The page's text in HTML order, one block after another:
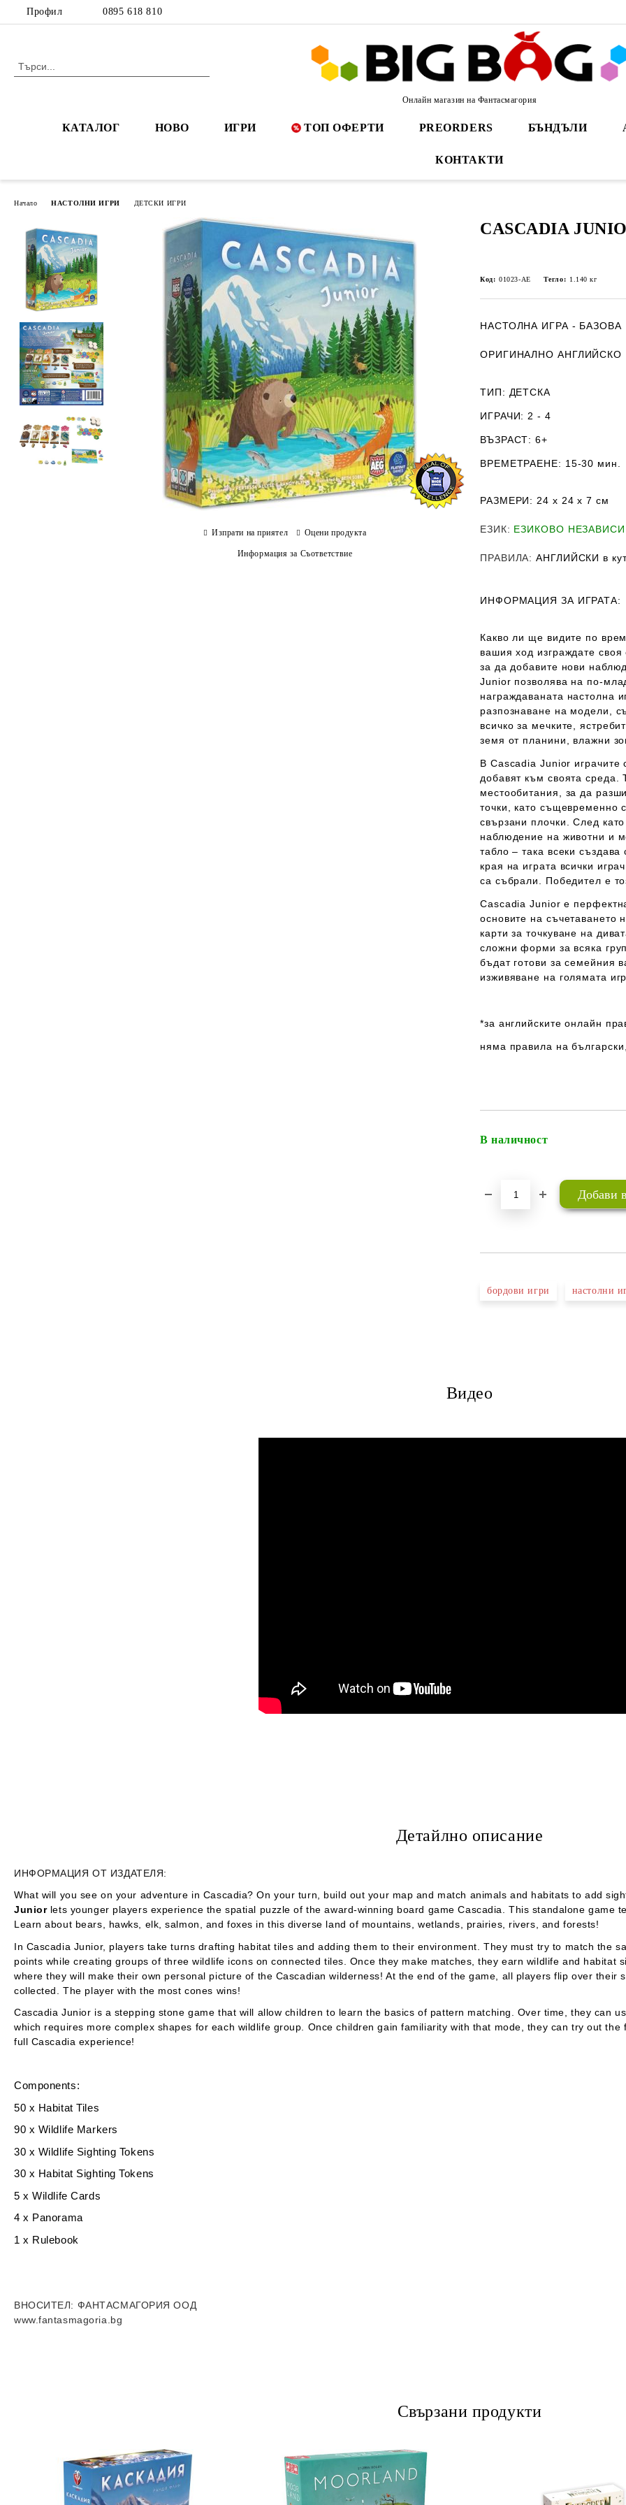
Профил 0895 618 810
Онлайн магазин на Фантасмагория
КАТАЛОГ НОВО ИГРИ ТОП ОФЕРТИ PREORDERS БЪНДЪЛИ
КОНТАКТИ
Начало НАСТОЛНИ ИГРИ ДЕТСКИ ИГРИ
CASCADIA
Код: 01023-AE Тегло: 1.140 кг
НАСТОЛНА ИГРА - БАЗОВА
ОРИГИНАЛНО АНГЛИЙСКО
ТИП: ДЕТСКА
ИГРАЧИ: 2 - 4
ВЪЗРАСТ: 6+
ВРЕМЕТРАЕНЕ: 15-30 мин.
РАЗМЕРИ: 24 x 24 x 7 см
ЕЗИК: ЕЗИКОВО
ПРАВИЛА: АНГЛИЙСКИ в
ИНФОРМАЦИЯ ЗА ИГРАТА:
Какво ли ще видите по
вашия ход изграждате
за да добавите нови
Junior позволява на по-
награждаваната настолна
разпознаване на модели,
всичко за мечките,
земя от планини, влажни
В Cascadia Junior играчите
добавят към своята среда.
местообитания, за да
точки, като същевременно
свързани плочки. След
наблюдение на животни и
табло – така всеки
края на играта всички
са събрали. Победител е
Cascadia Junior е
основите на съчетаването
карти за точкуване на
сложни форми за всяка
бъдат готови за семейния
изживяване на голямата
*за английските онлайн
няма правила на български
В наличност
бордови игри настолни
Изпрати на приятел Оцени продукта
Информация за Съответствие
Видео
Детайлно описание
ИНФОРМАЦИЯ ОТ ИЗДАТЕЛЯ:
What will you see on your adventure in Cascadia? On your turn, build out your map and match animals and habitats to add
Juniorlets younger players experience the spatial puzzle of the award-winning board gameCascadia
. This standalone game
Learn about bears, hawks, elk, salmon, and foxes in this diverse land of mountains, wetlands, prairies, rivers, and forests!
In Cascadia Junior, players take turns drafting habitat tiles and adding them to their environment. They must try to match the
points while creating groups of three wildlife icons on connected tiles. Once they make matches, they earn wildlife and habitat
where they will make their own personal picture of the Cascadian wilderness! At the end of the game, all players flip over their
collected. The player with the most cones wins!
Cascadia Junior is a stepping stone game that will allow children to learn the basics of pattern matching. Over time, they can
which requires more complex shapes for each wildlife group. Once children gain familiarity with that mode, they can try out
full Cascadia experience!
Components:
50 x Habitat Tiles
90 x Wildlife Markers
30 x Wildlife Sighting Tokens
30 x Habitat Sighting Tokens
5 x Wildlife Cards
4 x Panorama
1 x Rulebook
ВНОСИТЕЛ: ФАНТАСМАГОРИЯ ООД
www.fantasmagoria.bg
Свързани продукти